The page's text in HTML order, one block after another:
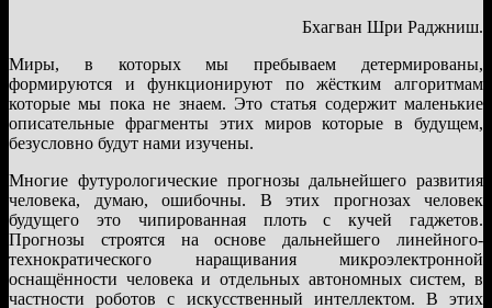
Бхагван Шри Раджниш.
Миры, в которых мы пребываем детермированы,
формируются и функционируют по жёстким алгоритмам
которые мы пока не знаем. Это статья содержит маленькие
описательные фрагменты этих миров которые в будущем,
безусловно будут нами изучены.
Многие футурологические прогнозы дальнейшего развития
человека, думаю, ошибочны. В этих прогнозах человек
будущего это чипированная плоть с кучей гаджетов.
Прогнозы строятся на основе дальнейшего линейного-
технократического наращивания микроэлектронной
оснащённости человека и отдельных автономных систем, в
частности роботов с искусственный интеллектом. В этих